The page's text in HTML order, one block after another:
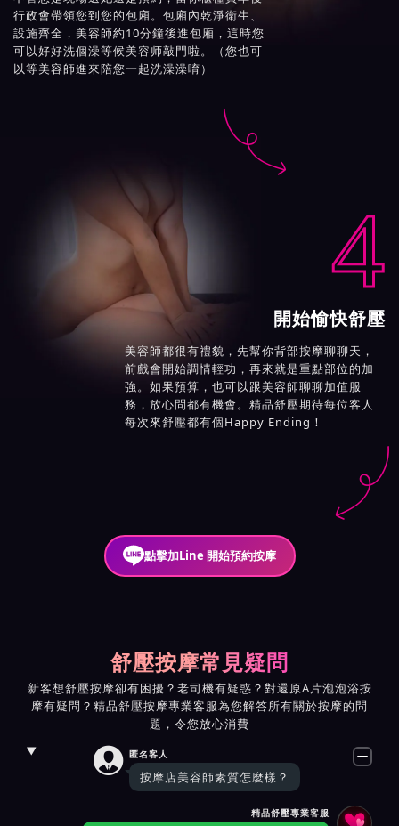
行政會帶領您到您的包廂。包廂內乾淨衛生、
設施齊全，美容師約10分鐘後進包廂，這時您
可以好好洗個澡等候美容师敲門啦。（您也可
以等美容師進來陪您一起洗澡澡唷）

4
開始愉快舒壓
美容師都很有禮貌，先幫你背部按摩聊聊天，
前戲會開始調情輕功，再來就是重點部位的加
強。如果預算，也可以跟美容師聊聊加值服
務，放心問都有機會。精品舒壓期待每位客人
每次來舒壓都有個Happy Ending！
點擊加Line 開始預約按摩
舒壓按摩常見疑問
新客想舒壓按摩卻有困擾？老司機有疑惑？對還原A片泡泡浴按
摩有疑問？精品舒壓按摩專業客服為您解答所有關於按摩的問
題，令您放心消費
 匿名客人
按摩店美容師素質怎麼樣？
精品舒壓專業客服